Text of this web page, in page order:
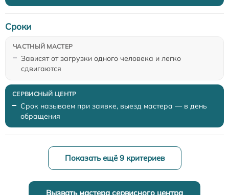
Зависят от загрузки одного человека и легко
сдвигаются
Сроки
Срок называем при заявке, выезд мастера — в день
обращения
Показать ещё 9 критериев
Вызвать мастера сервисного центра